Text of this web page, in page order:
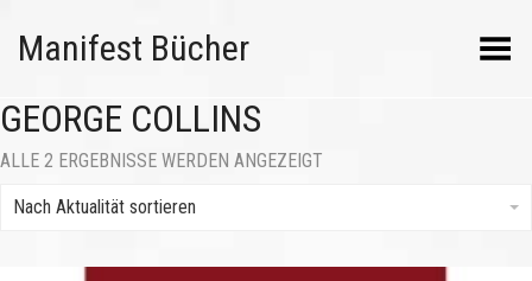
Manifest Bücher Menü umschalten
GEORGE COLLINS
ALLE 2 ERGEBNISSE WERDEN ANGEZEIGT
Nach Aktualität sortieren